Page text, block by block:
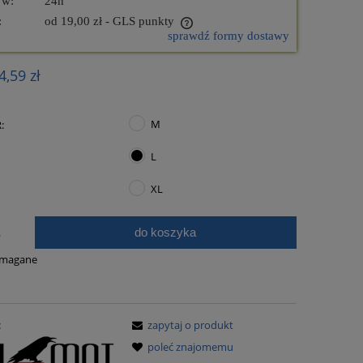
FP-46 Zestaw BeltiCar® FP-44
od 19,00 zł - GLS punkty
zawiera ewentualnych kosztów
sprawdź formy dostawy
zł
M
L
XL
do koszyka
zapytaj o produkt
poleć znajomemu